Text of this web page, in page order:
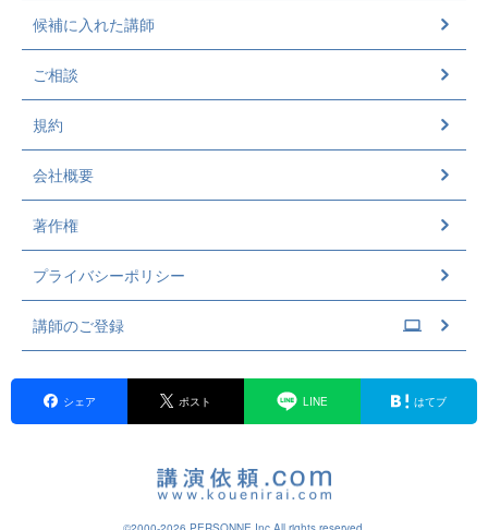
候補に入れた講師
ご相談
規約
会社概要
著作権
プライバシーポリシー
講師のご登録
シェア ポスト LINE はてブ